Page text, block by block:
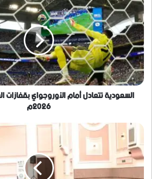
تتعادل
أمام
الأوروجواي
بقفازات
العويس
في
مونديال
2026م
السعودية تتعادل أمام الأوروجواي
2026م
افتتاح
الندوة
العلمية
الفكرية
بالعاصمة